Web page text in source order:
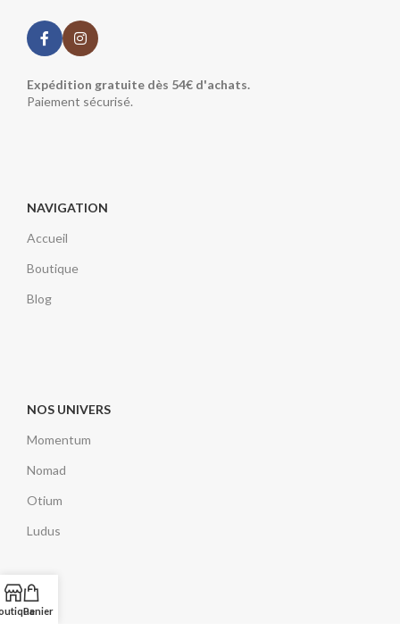
Expédition gratuite dès 54€ d'achats.
Paiement sécurisé.
NAVIGATION
Accueil
Boutique
Blog
NOS UNIVERS
Momentum
Nomad
Otium
Ludus
Panier